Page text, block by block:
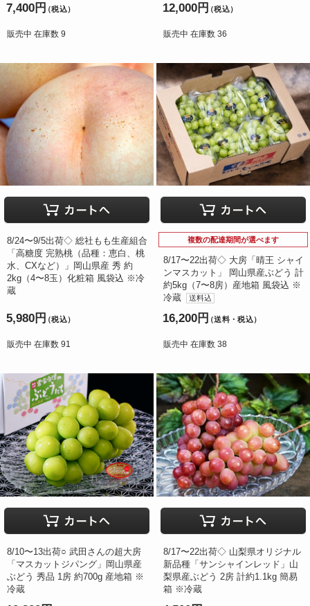
7,400円（税込）
販売中 在庫数 9
12,000円（税込）
販売中 在庫数 36
8/24〜9/5出荷◇ 総社もも生産組合
「高糖度 完熟桃（品種：恵白、桃
水、CXなど）」岡山県産 秀 約
2kg（4〜8玉）化粧箱 風袋込 ※冷
蔵
5,980円（税込）
販売中 在庫数 91
複数の配達期間が選べます
8/17〜22出荷◇ 大房「晴王 シャイ
ンマスカット」 岡山県産ぶどう 計
約5kg（7〜8房）産地箱 風袋込 ※
冷蔵
送料込
16,200円（送料・税込）
販売中 在庫数 38
8/10〜13出荷○ 武田さんの超大房
「マスカットジパング」岡山県産
ぶどう 秀品 1房 約700g 産地箱 ※
冷蔵
8/17〜22出荷◇ 山梨県オリジナル
新品種「サンシャインレッド」山
梨県産ぶどう 2房 計約1.1kg 簡易
箱 ※冷蔵